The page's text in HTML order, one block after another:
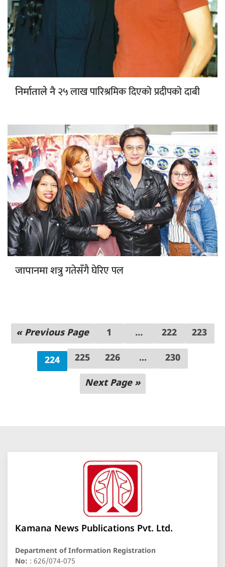
निर्माताले नै२५ लाख पारिश्रमिक दिएको प्रदीपको दाबी
जापानमा शत्रुगतेसँगै घेरिए पल
« Previous Page 1 … 222 223
224 225 226 ... 230
Next Page »
Kamana News Publications Pvt. Ltd.
Department of Information Registration
No: : 626/074-075